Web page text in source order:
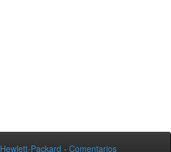
Hewlett-Packard - Comentarios